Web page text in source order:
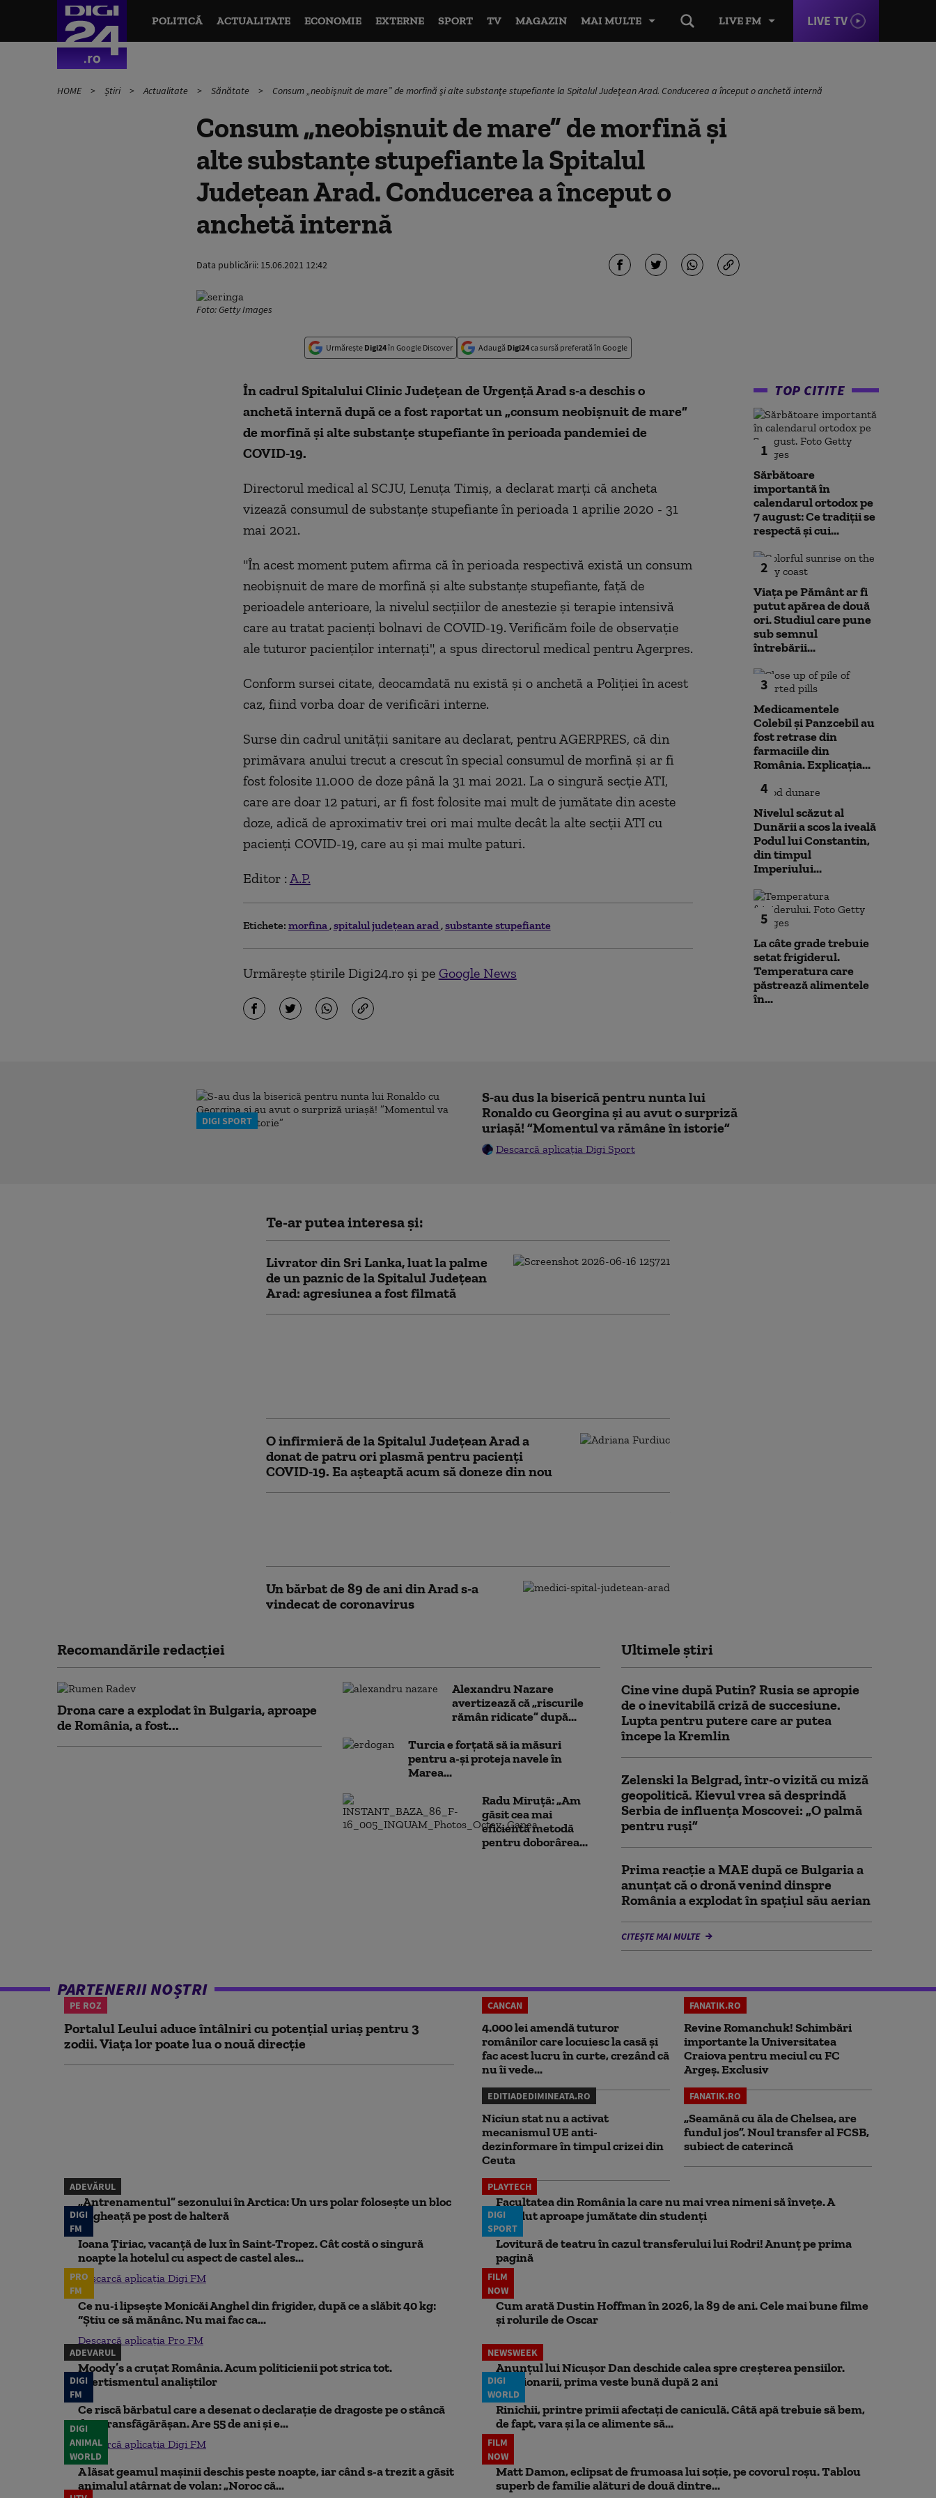
LIVE FM LIVE TV
POLITICĂ ACTUALITATE ECONOMIE EXTERNE SPORT TV MAGAZIN MAI MULTE
HOME Știri Actualitate Sănătate Consum „neobişnuit de mare” de morfină şi alte substanţe stupefiante la Spitalul Judeţean Arad. Conducerea a început o anchetă internă
Consum „neobişnuit de mare” de morfină şi
alte substanţe stupefiante la Spitalul
Judeţean Arad. Conducerea a început o
anchetă internă
Data publicării: 15.06.2021 12:42
Foto: Getty Images
Urmărește Digi24în Google Discover Adaugă Digi24ca sursă preferată în Google
În cadrul Spitalului Clinic Judeţean de Urgenţă Arad s-a deschis o
anchetă internă după ce a fost raportat un „consum neobişnuit de mare”
de morfină şi alte substanţe stupefiante în perioada pandemiei de
COVID-19.
Directorul medical al SCJU, Lenuţa Timiş, a declarat marţi că ancheta
vizează consumul de substanţe stupefiante în perioada 1 aprilie 2020 - 31
mai 2021.
"În acest moment putem afirma că în perioada respectivă există un consum
neobişnuit de mare de morfină şi alte substanţe stupefiante, faţă de
perioadele anterioare, la nivelul secţiilor de anestezie şi terapie intensivă
care au tratat pacienţi bolnavi de COVID-19. Verificăm foile de observaţie
ale tuturor pacienţilor internaţi", a spus directorul medical pentru Agerpres.
Conform sursei citate, deocamdată nu există şi o anchetă a Poliţiei în acest
caz, fiind vorba doar de verificări interne.
Surse din cadrul unităţii sanitare au declarat, pentru AGERPRES, că din
primăvara anului trecut a crescut în special consumul de morfină şi ar fi
fost folosite 11.000 de doze până la 31 mai 2021. La o singură secţie ATI,
care are doar 12 paturi, ar fi fost folosite mai mult de jumătate din aceste
doze, adică de aproximativ trei ori mai multe decât la alte secţii ATI cu
pacienţi COVID-19, care au şi mai multe paturi.
Editor : A.P.
Etichete: morfina spitalul județean arad substante stupefiante
Urmărește știrile Digi24.ro și pe Google News
TOP CITITE
1
Sărbătoare
importantă în
calendarul ortodox pe
7 august: Ce tradiții se
respectă și cui...
2
Viața pe Pământ ar fi
putut apărea de două
ori. Studiul care pune
sub semnul
întrebării...
3
Medicamentele
Colebil și Panzcebil au
fost retrase din
farmaciile din
România. Explicația...
4
Nivelul scăzut al
Dunării a scos la iveală
Podul lui Constantin,
din timpul
Imperiului...
5
La câte grade trebuie
setat frigiderul.
Temperatura care
păstrează alimentele
în...
DIGI SPORT
S-au dus la biserică pentru nunta lui
Ronaldo cu Georgina și au avut o surpriză
uriașă! ”Momentul va rămâne în istorie”
Descarcă aplicația Digi Sport
Te-ar putea interesa și:
Livrator din Sri Lanka, luat la palme
de un paznic de la Spitalul Județean
Arad: agresiunea a fost filmată
O infirmieră de la Spitalul Judeţean Arad a
donat de patru ori plasmă pentru pacienţi
COVID-19. Ea așteaptă acum să doneze din nou
Un bărbat de 89 de ani din Arad s-a
vindecat de coronavirus
Recomandările redacţiei
Drona care a explodat în Bulgaria, aproape
de România, a fost...
Alexandru Nazare
avertizează că „riscurile
rămân ridicate” după...
Turcia e forțată să ia măsuri
pentru a-și proteja navele în
Marea...
Radu Miruță: „Am
găsit cea mai
eficientă metodă
pentru doborârea...
Ultimele știri
Cine vine după Putin? Rusia se apropie
de o inevitabilă criză de succesiune.
Lupta pentru putere care ar putea
începe la Kremlin
Zelenski la Belgrad, într-o vizită cu miză
geopolitică. Kievul vrea să desprindă
Serbia de influența Moscovei: „O palmă
pentru ruși”
Prima reacție a MAE după ce Bulgaria a
anunţat că o dronă venind dinspre
România a explodat în spaţiul său aerian
CITEȘTE MAI MULTE
PARTENERII NOȘTRI
PE ROZ
Portalul Leului aduce întâlniri cu potențial uriaș pentru 3
zodii. Viața lor poate lua o nouă direcție
CANCAN
4.000 lei amendă tuturor
românilor care locuiesc la casă și
fac acest lucru în curte, crezând că
nu îi vede...
FANATIK.RO
Revine Romanchuk! Schimbări
importante la Universitatea
Craiova pentru meciul cu FC
Argeş. Exclusiv
EDITIADEDIMINEATA.RO
Niciun stat nu a activat
mecanismul UE anti-
dezinformare în timpul crizei din
Ceuta
FANATIK.RO
„Seamănă cu ăla de Chelsea, are
fundul jos”. Noul transfer al FCSB,
subiect de caterincă
ADEVĂRUL
„Antrenamentul” sezonului în Arctica: Un urs polar folosește un bloc
de gheață pe post de halteră
PLAYTECH
Facultatea din România la care nu mai vrea nimeni să înveţe. A
pierdut aproape jumătate din studenţi
DIGI
FM
Ioana Țiriac, vacanță de lux în Saint-Tropez. Cât costă o singură
noapte la hotelul cu aspect de castel ales...
Descarcă aplicația Digi FM
DIGI
SPORT
Lovitură de teatru în cazul transferului lui Rodri! Anunț pe prima
pagină
PRO
FM
Ce nu-i lipsește Monicăi Anghel din frigider, după ce a slăbit 40 kg:
“Știu ce să mănânc. Nu mai fac ca...
Descarcă aplicația Pro FM
FILM
NOW
Cum arată Dustin Hoffman în 2026, la 89 de ani. Cele mai bune filme
și rolurile de Oscar
ADEVARUL
Moody’s a cruțat România. Acum politicienii pot strica tot.
Avertismentul analiștilor
NEWSWEEK
Anunțul lui Nicușor Dan deschide calea spre creșterea pensiilor.
Pensionarii, prima veste bună după 2 ani
DIGI
FM
Ce riscă bărbatul care a desenat o declarație de dragoste pe o stâncă
din Transfăgărășan. Are 55 de ani și e...
Descarcă aplicația Digi FM
DIGI
WORLD
Rinichii, printre primii afectați de caniculă. Câtă apă trebuie să bem,
de fapt, vara și la ce alimente să...
DIGI
ANIMAL
WORLD
A lăsat geamul mașinii deschis peste noapte, iar când s-a trezit a găsit
animalul atârnat de volan: „Noroc că...
FILM
NOW
Matt Damon, eclipsat de frumoasa lui soție, pe covorul roșu. Tablou
superb de familie alături de două dintre...